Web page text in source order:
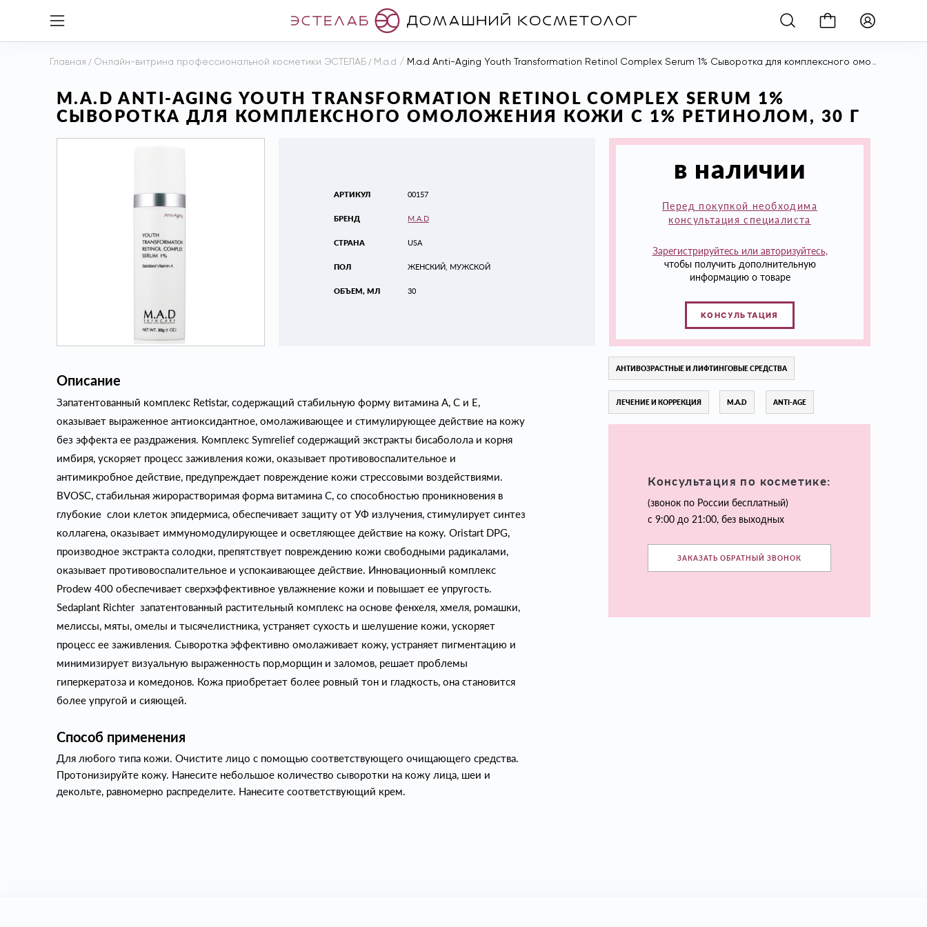
Главная / Онлайн-витрина профессиональной косметики ЭСТЕЛАБ / M.a.d / M.a.d Anti-Aging Youth Transformation Retinol Complex Serum 1% Сыворотка для комплексного омоложения кожи с 1% ретинолом, 30 г
M.A.D ANTI-AGING YOUTH TRANSFORMATION RETINOL COMPLEX SERUM 1%
СЫВОРОТКА ДЛЯ КОМПЛЕКСНОГО ОМОЛОЖЕНИЯ КОЖИ С 1% РЕТИНОЛОМ, 30 Г
АРТИКУЛ
БРЕНД
СТРАНА
ПОЛ
ОБЪЕМ, МЛ
00157
M.A.D
USA
ЖЕНСКИЙ, МУЖСКОЙ
30
в наличии
Перед покупкой необходима
консультация специалиста
Зарегистрируйтесь или авторизуйтесь,
чтобы получить дополнительную
информацию о товаре
КОНСУЛЬТАЦИЯ
Описание
Запатентованный комплекс Retistar, содержащий стабильную форму витамина А, С и Е,
оказывает выраженное антиоксидантное, омолаживающее и стимулирующее действие на кожу
без эффекта ее раздражения. Комплекс Symrelief содержащий экстракты бисаболола и корня
имбиря, ускоряет процесс заживления кожи, оказывает противовоспалительное и
антимикробное действие, предупреждает повреждение кожи стрессовыми воздействиями.
BVOSC, стабильная жирорастворимая форма витамина С, со способностью проникновения в
глубокие слои клеток эпидермиса, обеспечивает защиту от УФ излучения, стимулирует синтез
коллагена, оказывает иммуномодулирующее и осветляющее действие на кожу. Oristart DPG,
производное экстракта солодки, препятствует повреждению кожи свободными радикалами,
оказывает противовоспалительное и успокаивающее действие. Инновационный комплекс
Prodew 400 обеспечивает сверхэффективное увлажнение кожи и повышает ее упругость.
Sedaplant Richter запатентованный растительный комплекс на основе фенхеля, хмеля, ромашки,
мелиссы, мяты, омелы и тысячелистника, устраняет сухость и шелушение кожи, ускоряет
процесс ее заживления. Сыворотка эффективно омолаживает кожу, устраняет пигментацию и
минимизирует визуальную выраженность пор,морщин и заломов, решает проблемы
гиперкератоза и комедонов. Кожа приобретает более ровный тон и гладкость, она становится
более упругой и сияющей.
Способ применения
Для любого типа кожи. Очистите лицо с помощью соответствующего очищающего средства.
Протонизируйте кожу. Нанесите небольшое количество сыворотки на кожу лица, шеи и
декольте, равномерно распределите. Нанесите соответствующий крем.
АНТИВОЗРАСТНЫЕ И ЛИФТИНГОВЫЕ СРЕДСТВА
ЛЕЧЕНИЕ И КОРРЕКЦИЯ M.A.D ANTI-AGE
Консультация по косметике:
(звонок по России бесплатный)
с 9:00 до 21:00, без выходных
ЗАКАЗАТЬ ОБРАТНЫЙ ЗВОНОК